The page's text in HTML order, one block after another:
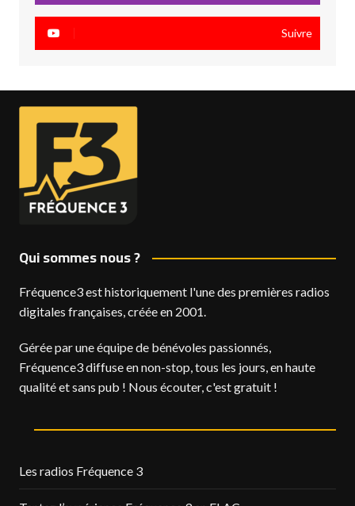
Suivre
Qui sommes nous ?
Fréquence3 est historiquement l'une des premières radios
digitales françaises, créée en 2001.
Gérée par une équipe de bénévoles passionnés,
Fréquence3 diffuse en non-stop, tous les jours, en haute
qualité et sans pub ! Nous écouter, c'est gratuit !
Les radios Fréquence 3